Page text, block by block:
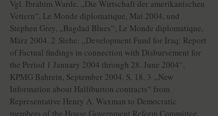
Vgl. Ibrahim Warde, „Die Wirtschaft der amerikanischen
Vettern“, Le Monde diplomatique, Mai 2004, und
Stephen Grey, „Bagdad Blues“, Le Monde diplomatique,
März 2004. 2 Siehe: „Development Fund for Iraq: Report
of Factual findings in connection with Disbursement for
the Period 1 January 2004 through 28. June 2004“,
KPMG Bahrein, September 2004, S. 18. 3 „New
Information about Halliburton contracts“ from
Representative Henry A. Waxman to Democratic
members of the House Government Reform Committee,